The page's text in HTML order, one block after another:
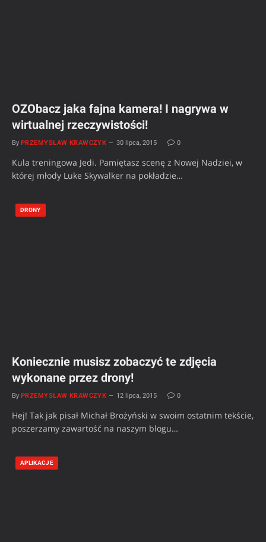
OZObacz jaka fajna kamera! I nagrywa w
wirtualnej rzeczywistości!
By PRZEMYSŁAW KRAWCZYK 30 lipca, 2015 0
Kula treningowa Jedi. Pamiętasz scenę z Nowej Nadziei, w
której młody Luke Skywalker na pokładzie…
DRONY
Koniecznie musisz zobaczyć te zdjęcia
wykonane przez drony!
By PRZEMYSŁAW KRAWCZYK 12 lipca, 2015 0
Hej! Tak jak pisał Michał Brożyński w swoim ostatnim tekście,
poszerzamy zawartość na naszym blogu…
APLIKACJE